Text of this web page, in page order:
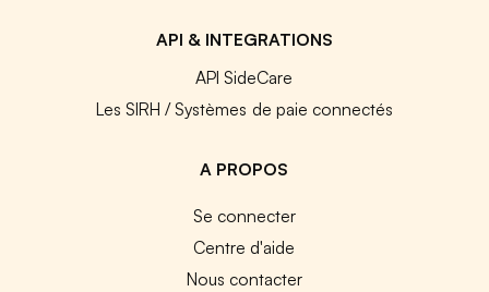
API & INTEGRATIONS
API SideCare
Les SIRH / Systèmes de paie connectés
A PROPOS
Se connecter
Centre d'aide
Nous contacter